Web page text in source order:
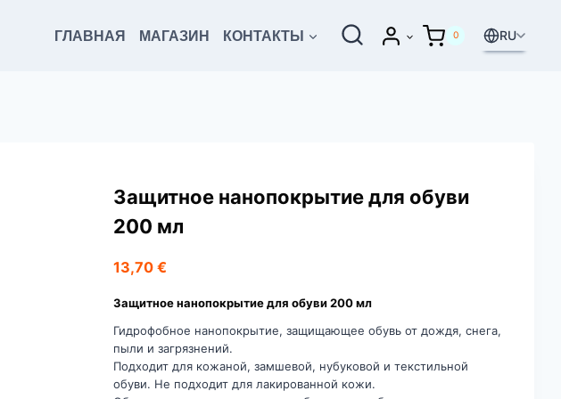
ГЛАВНАЯ МАГАЗИН КОНТАКТЫ 0 RU
Защитное нанопокрытие для обуви
200 мл
13,70 €
Защитное нанопокрытие для обуви 200 мл
Гидрофобное нанопокрытие, защищающее обувь от дождя, снега,
пыли и загрязнений.
Подходит для кожаной, замшевой, нубуковой и текстильной
обуви. Не подходит для лакированной кожи.